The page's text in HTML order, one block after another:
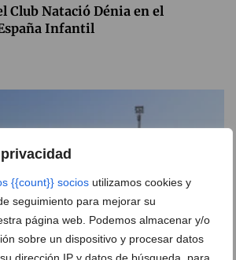
{{count}} socios utilizamos cookies y
seguimiento para mejorar su
página web. Podemos almacenar y/o
sobre un dispositivo y procesar datos
dirección IP y datos de búsqueda, para
Club Natació Dénia en el
Infantil